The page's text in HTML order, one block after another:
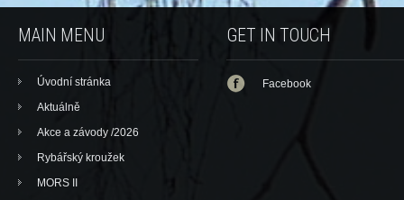
MAIN MENU
Úvodní stránka
Aktuálně
Akce a závody /2026
Rybářský kroužek
MORS II
GET IN TOUCH
Facebook